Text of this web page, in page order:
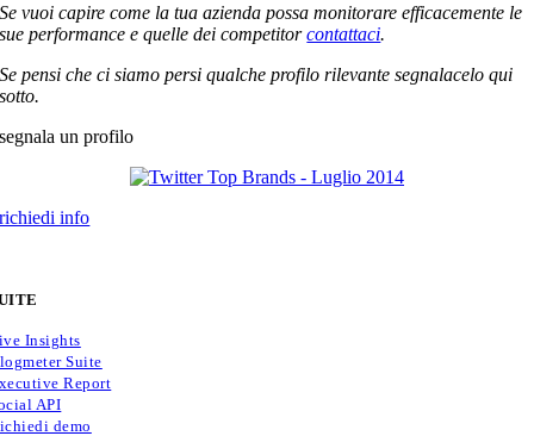
Se vuoi capire come la tua azienda possa monitorare efficacemente le
sue performance e quelle dei competitorcontattaci.
Se pensi che ci siamo persi qualche profilo rilevante segnalacelo qui
sotto.
segnala un profilo
richiedi info
Insights
Suite
Report
API
demo